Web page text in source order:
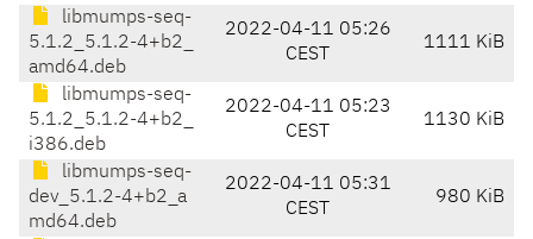
libmumps-seq-
5.1.2_5.1.2-4+b2_
amd64.deb
2022-04-11 05:26
CEST
1111 KiB
libmumps-seq-
5.1.2_5.1.2-4+b2_
i386.deb
2022-04-11 05:23
CEST
1130 KiB
libmumps-seq-
dev_5.1.2-4+b2_a
md64.deb
2022-04-11 05:31
CEST
980 KiB